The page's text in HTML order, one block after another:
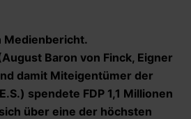
Medienbericht.
Baron von Finck, Eigner
damit Miteigentümer der
spendete FDP 1,1 Millionen
über eine der höchsten